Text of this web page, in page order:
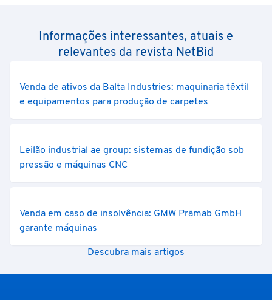
Informações interessantes, atuais e
relevantes da revista NetBid
Venda de ativos da Balta Industries: maquinaria têxtil
e equipamentos para produção de carpetes
Leilão industrial ae group: sistemas de fundição sob
pressão e máquinas CNC
Venda em caso de insolvência: GMW Prämab GmbH
garante máquinas
Descubra mais artigos